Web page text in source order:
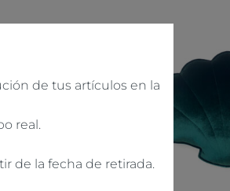
de tus artículos en la
real.
de la fecha de retirada.